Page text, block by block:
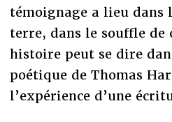
témoignage a lieu dans
terre, dans le souffle
histoire peut se dire
poétique de Thomas
l’expérience d’une